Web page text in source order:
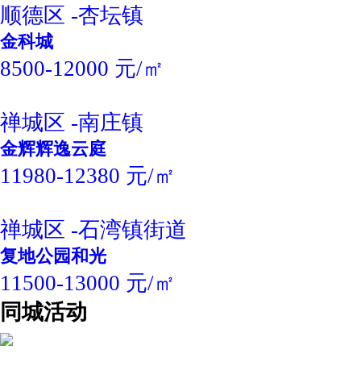
顺德区 -杏坛镇
金科城
8500-12000 元/㎡
禅城区 -南庄镇
金辉辉逸云庭
11980-12380 元/㎡
禅城区 -石湾镇街道
复地公园和光
11500-13000 元/㎡
同城活动